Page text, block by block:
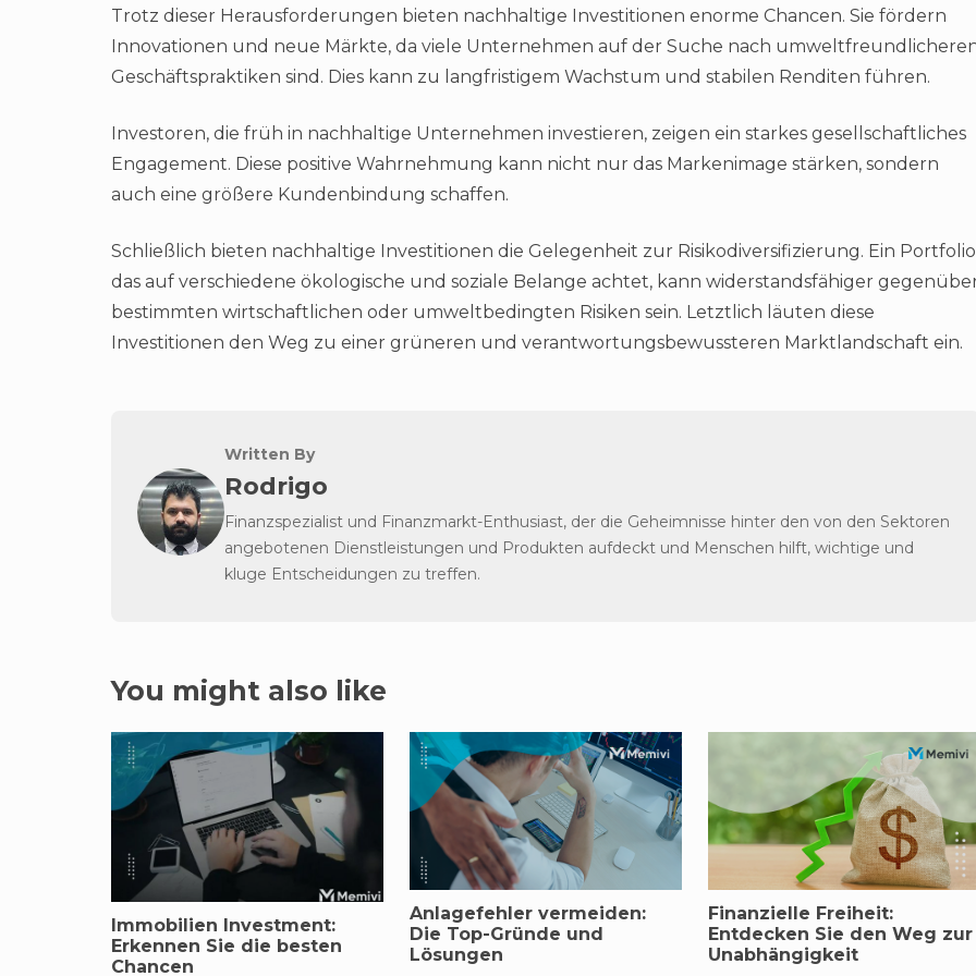
Trotz dieser Herausforderungen bieten nachhaltige Investitionen enorme Chancen. Sie fördern
Innovationen und neue Märkte, da viele Unternehmen auf der Suche nach
Geschäftspraktiken sind. Dies kann zu langfristigem Wachstum und stabilen Renditen führen.
Investoren, die früh in nachhaltige Unternehmen investieren, zeigen ein starkes gesellschaftliches
Engagement. Diese positive Wahrnehmung kann nicht nur das Markenimage stärken, sondern
auch eine größere Kundenbindung schaffen.
Schließlich bieten nachhaltige Investitionen die Gelegenheit zur Risikodiversifizierung. Ein
das auf verschiedene ökologische und soziale Belange achtet, kann widerstandsfähiger
bestimmten wirtschaftlichen oder umweltbedingten Risiken sein. Letztlich läuten diese
Investitionen den Weg zu einer grüneren und verantwortungsbewussteren Marktlandschaft ein.
Written By
Rodrigo
Finanzspezialist und Finanzmarkt-Enthusiast, der die Geheimnisse hinter den von den Sektoren
angebotenen Dienstleistungen und Produkten aufdeckt und Menschen hilft, wichtige und
kluge Entscheidungen zu treffen.
You might also like
Immobilien Investment:
Erkennen Sie die besten
Chancen
Anlagefehler vermeiden:
Die Top-Gründe und
Lösungen
Finanzielle Freiheit:
Entdecken Sie den Weg zur
Unabhängigkeit